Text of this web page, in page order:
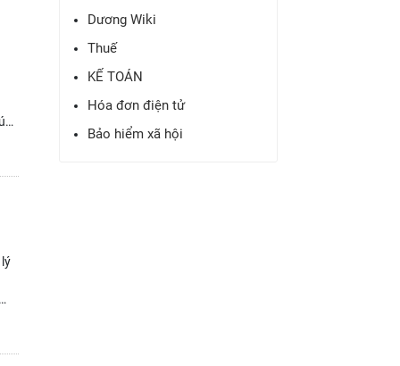
Dương Wiki
Thuế
KẾ TOÁN
Hóa đơn điện tử
Bảo hiểm xã hội